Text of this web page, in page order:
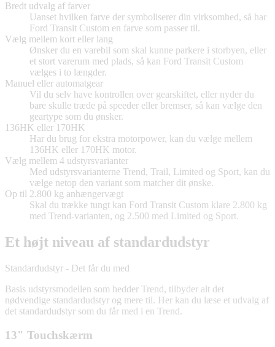
Bredt udvalg af farver
Uanset hvilken farve der symboliserer din virksomhed, så har
Ford Transit Custom en farve som passer til.
Vælg mellem kort eller lang
Ønsker du en varebil som skal kunne parkere i storbyen, eller
et stort varerum med plads, så kan Ford Transit Custom
vælges i to længder.
Manuel eller automatgear
Vil du selv have kontrollen over gearskiftet, eller nyder du
bare skulle træde på speeder eller bremser, så kan vælge den
geartype som du ønsker.
136HK eller 170HK
Har du brug for ekstra motorpower, kan du vælge mellem
136HK eller 170HK motor.
Vælg mellem 4 udstyrsvarianter
Med udstyrsvarianterne Trend, Trail, Limited og Sport, kan du
vælge netop den variant som matcher dit ønske.
Op til 2.800 kg anhængervægt
Skal du trække tungt kan Ford Transit Custom klare 2.800 kg
med Trend-varianten, og 2.500 med Limited og Sport.
Et højt niveau af standardudstyr
Standardudstyr - Det får du med
Basis udstyrsmodellen som hedder Trend, tilbyder alt det
nødvendige standardudstyr og mere til. Her kan du læse et udvalg af
det standardudstyr som du får med i en Trend.
13" Touchskærm